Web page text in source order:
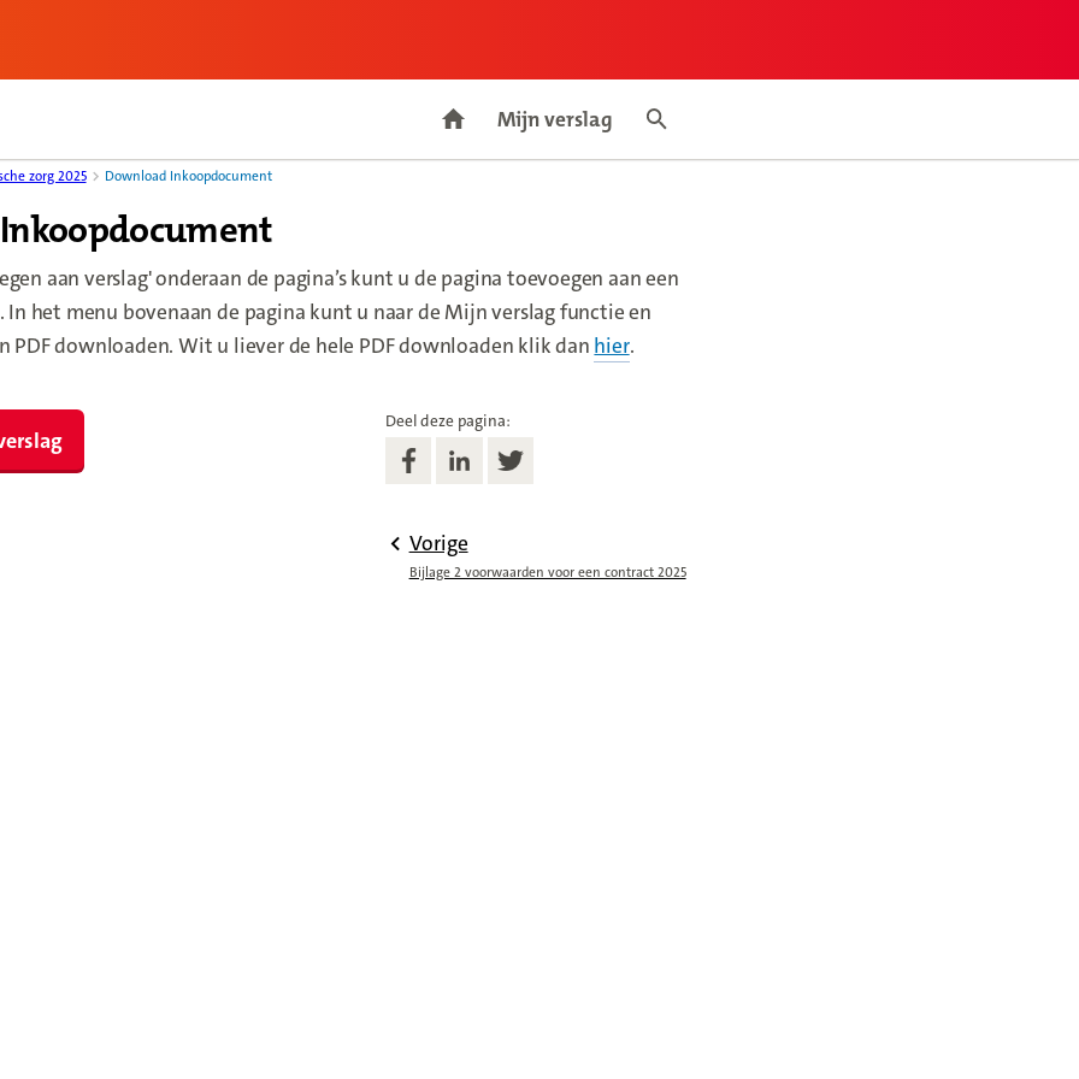
Go to homepage
Mijn verslag Search articles
zorg 2025 Download Inkoopdocument
aan verslag' onderaan de pagina’s kunt u de pagina toevoegen aan een
In het menu bovenaan de pagina kunt u naar de Mijn verslag functie en
PDF downloaden. Wit u liever de hele PDF downloaden klik dan hier(new window)
.
Deel deze pagina:
Vorige
Bijlage 2 voorwaarden voor een contract 2025